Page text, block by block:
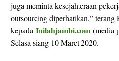
juga meminta kesejahteraan
outsourcing diperhatikan,” terang
kepada Inilahjambi.com (media
Selasa siang 10 Maret 2020.